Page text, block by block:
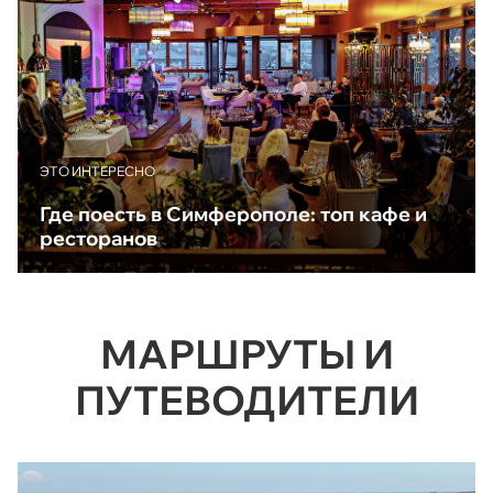
ЭТО ИНТЕРЕСНО
Где поесть в Симферополе: топ кафе и
ресторанов
МАРШРУТЫ И
ПУТЕВОДИТЕЛИ